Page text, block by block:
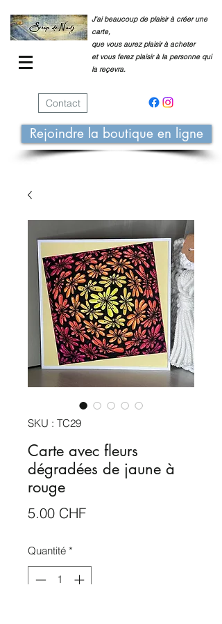
J'ai beaucoup de plaisir à créer une
carte,
que vous aurez plaisir à acheter
et vous ferez plaisir à la personne qui
la reçevra.
Contact
Rejoindre la boutique en ligne
SKU : TC29
Carte avec fleurs
dégradées de jaune à
rouge
5.00 CHFPrix
Quantité *